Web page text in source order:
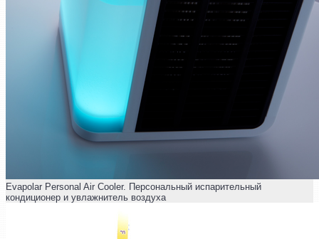
Evapolar Personal Air Cooler. Персональный испарительный
кондиционер и увлажнитель воздуха